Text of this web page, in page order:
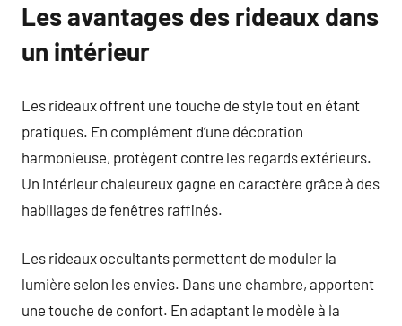
Les avantages des rideaux dans
un intérieur
Les rideaux offrent une touche de style tout en étant
pratiques. En complément d’une décoration
harmonieuse, protègent contre les regards extérieurs.
Un intérieur chaleureux gagne en caractère grâce à des
habillages de fenêtres raffinés.
Les rideaux occultants permettent de moduler la
lumière selon les envies. Dans une chambre, apportent
une touche de confort. En adaptant le modèle à la